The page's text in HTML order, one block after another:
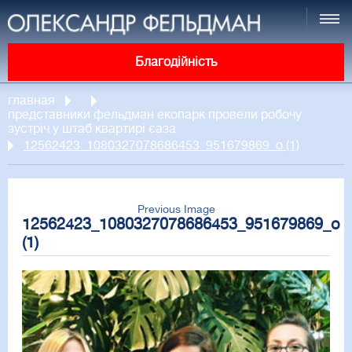
Благодійність
главная
представники фельдман екопарк провели робочу
зустріч у штаб квартирі єаза
12562423_1080327078686453_951679869_o (1)
Previous Image
12562423_1080327078686453_951679869_o
(1)